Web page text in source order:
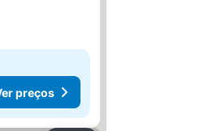
preços